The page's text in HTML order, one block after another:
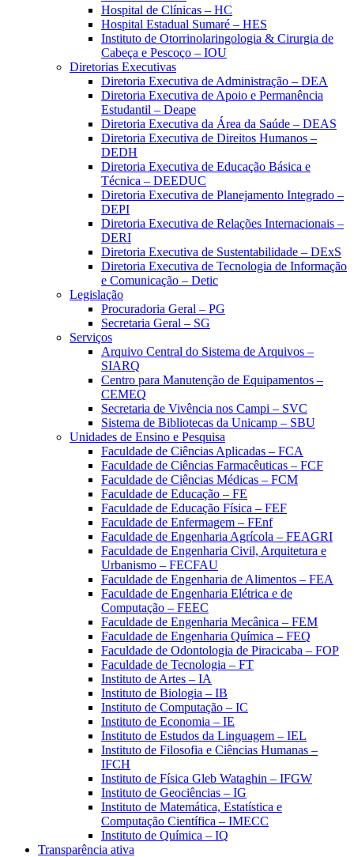
Hospital de Clínicas – HC
Hospital Estadual Sumaré – HES
Instituto de Otorrinolaringologia & Cirurgia de
Cabeça e Pescoço – IOU
Diretorias Executivas
Diretoria Executiva de Administração – DEA
Diretoria Executiva de Apoio e Permanência
Estudantil – Deape
Diretoria Executiva da Área da Saúde – DEAS
Diretoria Executiva de Direitos Humanos –
DEDH
Diretoria Executiva de Educação Básica e
Técnica – DEEDUC
Diretoria Executiva de Planejamento Integrado –
DEPI
Diretoria Executiva de Relações Internacionais –
DERI
Diretoria Executiva de Sustentabilidade – DExS
Diretoria Executiva de Tecnologia de Informação
e Comunicação – Detic
Legislação
Procuradoria Geral – PG
Secretaria Geral – SG
Serviços
Arquivo Central do Sistema de Arquivos –
SIARQ
Centro para Manutenção de Equipamentos –
CEMEQ
Secretaria de Vivência nos Campi – SVC
Sistema de Bibliotecas da Unicamp – SBU
Unidades de Ensino e Pesquisa
Faculdade de Ciências Aplicadas – FCA
Faculdade de Ciências Farmacêuticas – FCF
Faculdade de Ciências Médicas – FCM
Faculdade de Educação – FE
Faculdade de Educação Física – FEF
Faculdade de Enfermagem – FEnf
Faculdade de Engenharia Agrícola – FEAGRI
Faculdade de Engenharia Civil, Arquitetura e
Urbanismo – FECFAU
Faculdade de Engenharia de Alimentos – FEA
Faculdade de Engenharia Elétrica e de
Computação – FEEC
Faculdade de Engenharia Mecânica – FEM
Faculdade de Engenharia Química – FEQ
Faculdade de Odontologia de Piracicaba – FOP
Faculdade de Tecnologia – FT
Instituto de Artes – IA
Instituto de Biologia – IB
Instituto de Computação – IC
Instituto de Economia – IE
Instituto de Estudos da Linguagem – IEL
Instituto de Filosofia e Ciências Humanas –
IFCH
Instituto de Física Gleb Wataghin – IFGW
Instituto de Geociências – IG
Instituto de Matemática, Estatística e
Computação Científica – IMECC
Instituto de Química – IQ
Transparência ativa